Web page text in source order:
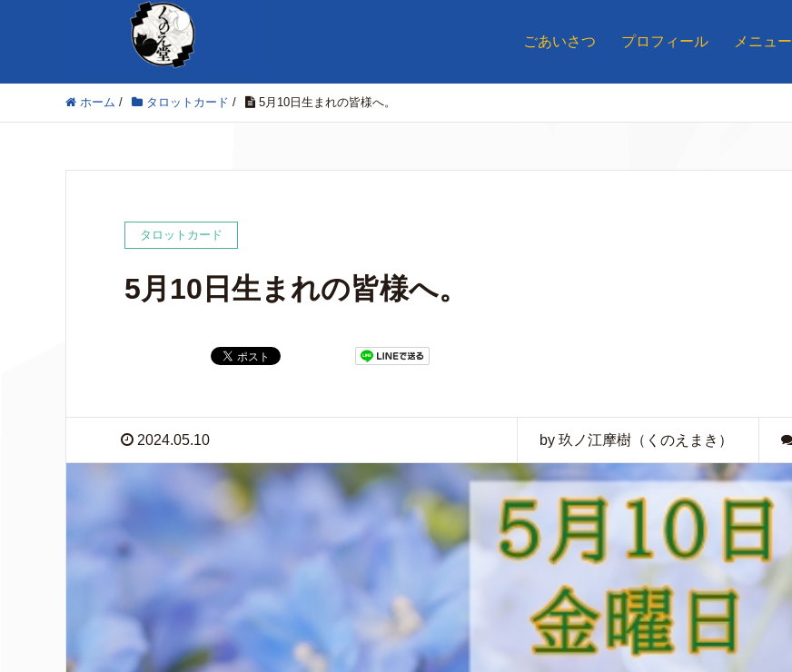
ごあいさつ プロフィール メニュー
ホーム / タロットカード / 5月10日生まれの皆様へ。
タロットカード
5月10日生まれの皆様へ。
2024.05.10 by 玖ノ江摩樹（くのえまき）